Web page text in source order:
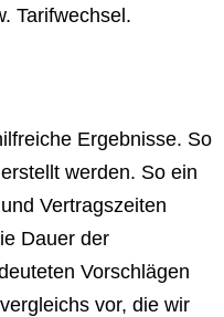
Tarifwechsel.
Ergebnisse. So
werden. So ein
Vertragszeiten
Dauer der
Vorschlägen
vor, die wir